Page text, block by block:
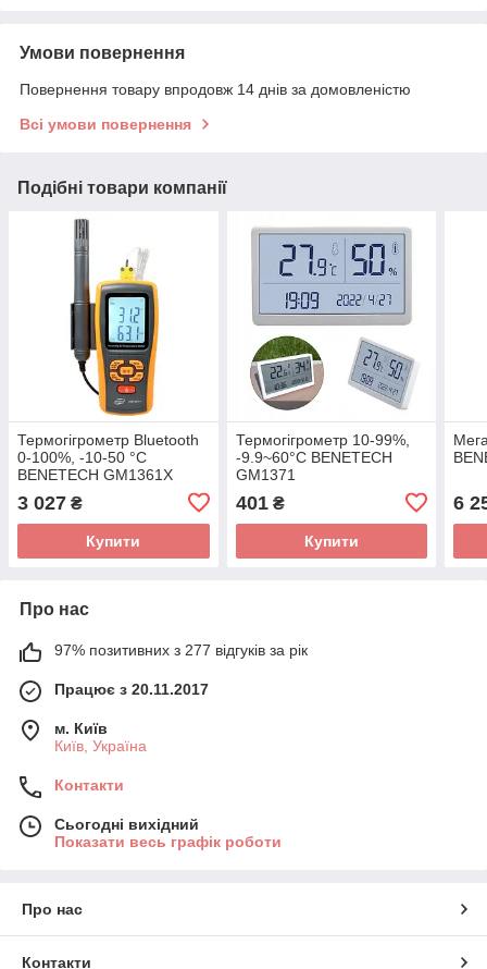
Умови повернення
Повернення товару впродовж 14 днів за домовленістю
Всі умови повернення
Подібні товари компанії
Термогігрометр Bluetooth
0-100%, -10-50 °C
BENETECH GM1361X
3 027 ₴
Купити
Термогігрометр 10-99%,
-9.9~60°C BENETECH
GM1371
401₴
Купити
6
Про нас
97% позитивних з 277 відгуків за рік
Працює з 20.11.2017
м. Київ
Київ, Україна
Контакти
Сьогодні вихідний
Показати весь графік роботи
Про нас
Контакти